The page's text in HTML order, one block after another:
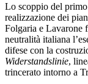
Lo scoppio del
realizzazione dei
Folgaria e Lavarone
neutralità italiana
difese con la
Widerstandslinie,
trincerato intorno a